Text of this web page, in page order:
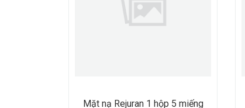
Mặt nạ Rejuran 1 hộp 5 miếng